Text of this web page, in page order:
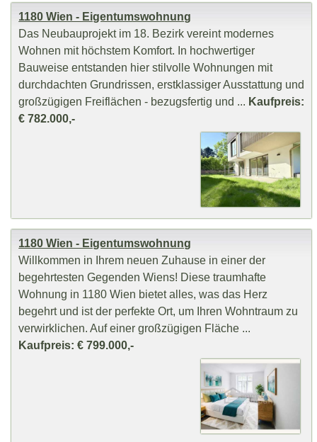
1180 Wien - Eigentumswohnung
Das Neubauprojekt im 18. Bezirk vereint modernes
Wohnen mit höchstem Komfort. In hochwertiger
Bauweise entstanden hier stilvolle Wohnungen mit
durchdachten Grundrissen, erstklassiger Ausstattung und
großzügigen Freiflächen - bezugsfertig und ... Kaufpreis:
€ 782.000,-
1180 Wien - Eigentumswohnung
Willkommen in Ihrem neuen Zuhause in einer der
begehrtesten Gegenden Wiens! Diese traumhafte
Wohnung in 1180 Wien bietet alles, was das Herz
begehrt und ist der perfekte Ort, um Ihren Wohntraum zu
verwirklichen. Auf einer großzügigen Fläche ...
Kaufpreis: € 799.000,-